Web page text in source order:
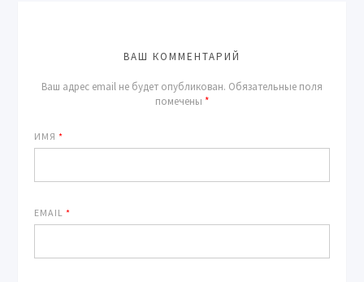
ВАШ КОММЕНТАРИЙ
Ваш адрес email не будет опубликован. Обязательные поля
помечены *
ИМЯ*
EMAIL*